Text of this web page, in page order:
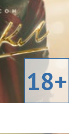
18+